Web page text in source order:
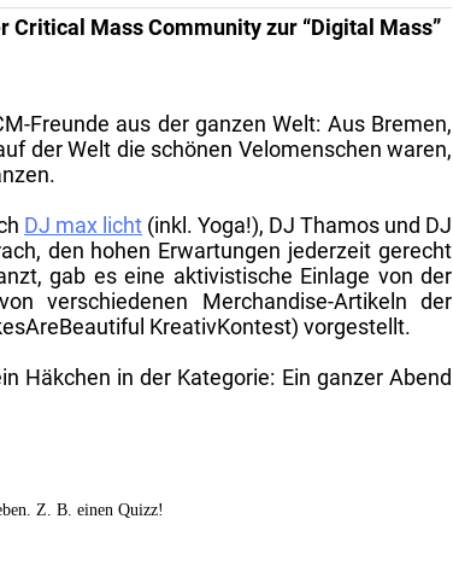
Mass Community zur “Digital Mass”
Freunde aus der ganzen Welt: Aus Bremen,
der Welt die schönen Velomenschen waren,
DJ max licht (inkl. Yoga!), DJ Thamos und DJ
den hohen Erwartungen jederzeit gerecht
gab es eine aktivistische Einlage von der
verschiedenen Merchandise-Artikeln der
KreativKontest) vorgestellt.
Häkchen in der Kategorie: Ein ganzer Abend
Z. B. einen Quizz!